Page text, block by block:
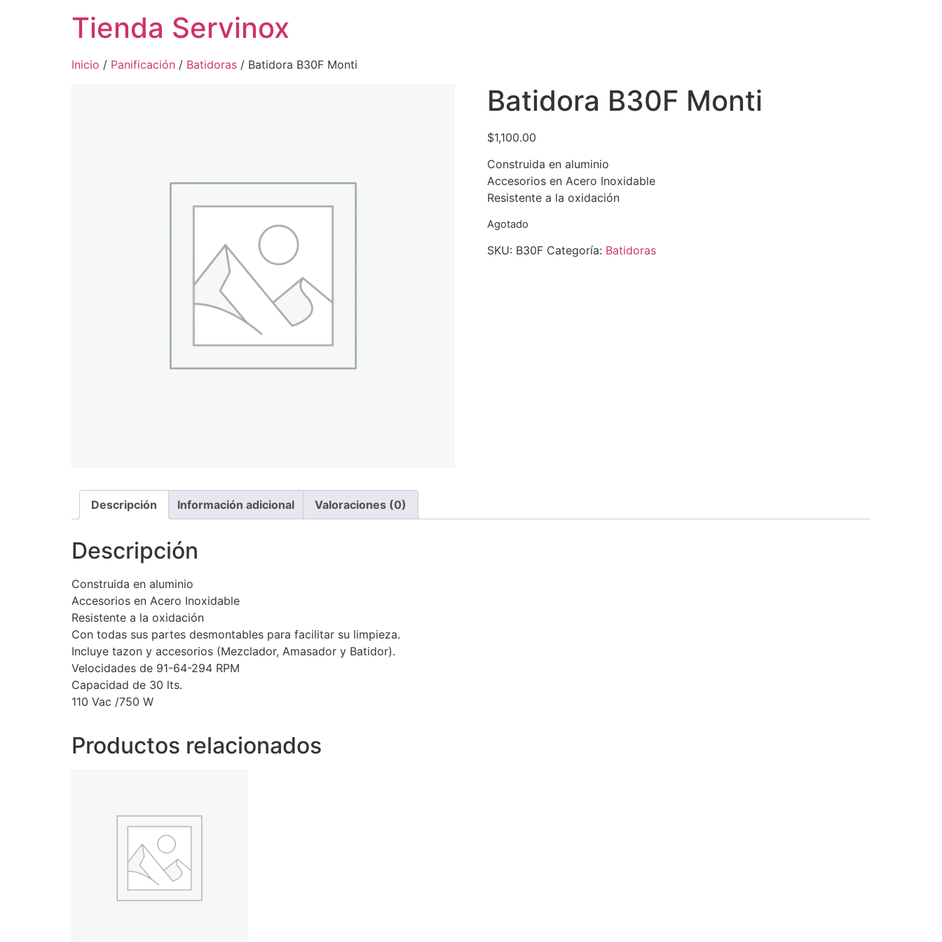
Tienda Servinox
Inicio / Panificación / Batidoras / Batidora B30F Monti
Batidora B30F Monti
$1,100.00
Construida en aluminio
Accesorios en Acero Inoxidable
Resistente a la oxidación
Agotado
SKU: B30F Categoría: Batidoras
Descripción Información adicional Valoraciones (0)
Descripción
Construida en aluminio
Accesorios en Acero Inoxidable
Resistente a la oxidación
Con todas sus partes desmontables para facilitar su limpieza.
Incluye tazon y accesorios (Mezclador, Amasador y Batidor).
Velocidades de 91-64-294 RPM
Capacidad de 30 lts.
110 Vac /750 W
Productos relacionados